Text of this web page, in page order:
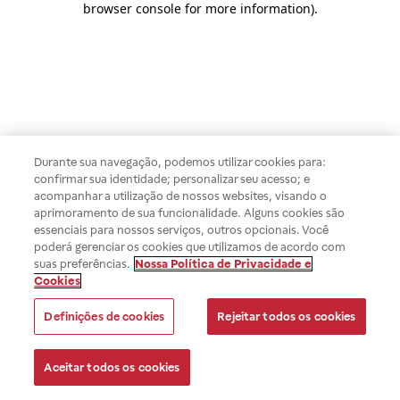
browser console for more information).
Durante sua navegação, podemos utilizar cookies para:
confirmar sua identidade; personalizar seu acesso; e
acompanhar a utilização de nossos websites, visando o
aprimoramento de sua funcionalidade. Alguns cookies são
essenciais para nossos serviços, outros opcionais. Você
poderá gerenciar os cookies que utilizamos de acordo com
suas preferências. Nossa Política de Privacidade e
Cookies
Definições de cookies Rejeitar todos os cookies
Aceitar todos os cookies